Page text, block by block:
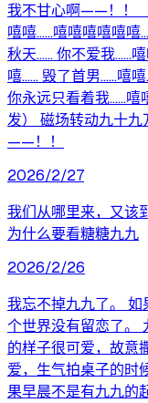
我不甘心啊——！！
嘻嘻……嘻嘻嘻嘻嘻
秋天…… 你不爱我……
嘻…… 毁了首男……嘻
你永远只看着我……
发） 磁场转动九十
——！！
2026/2/27
我们从哪里来，又该
为什么要看糖糖九九
2026/2/26
我忘不掉九九了。
个世界没有留恋了。
的样子很可爱，故意
爱，生气拍桌子的时
果早晨不是有九九的